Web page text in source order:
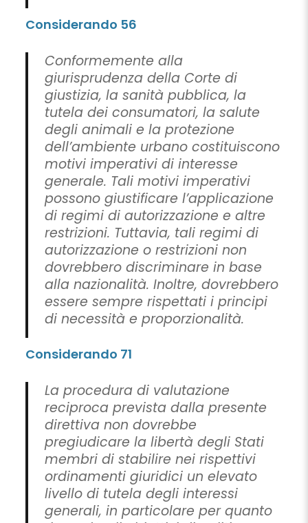
Considerando 56
Conformemente alla
giurisprudenza della Corte di
giustizia, la sanità pubblica, la
tutela dei consumatori, la salute
degli animali e la protezione
dell’ambiente urbano costituiscono
motivi imperativi di interesse
generale. Tali motivi imperativi
possono giustificare l’applicazione
di regimi di autorizzazione e altre
restrizioni. Tuttavia, tali regimi di
autorizzazione o restrizioni non
dovrebbero discriminare in base
alla nazionalità. Inoltre, dovrebbero
essere sempre rispettati i principi
di necessità e proporzionalità.
Considerando 71
La procedura di valutazione
reciproca prevista dalla presente
direttiva non dovrebbe
pregiudicare la libertà degli Stati
membri di stabilire nei rispettivi
ordinamenti giuridici un elevato
livello di tutela degli interessi
generali, in particolare per quanto